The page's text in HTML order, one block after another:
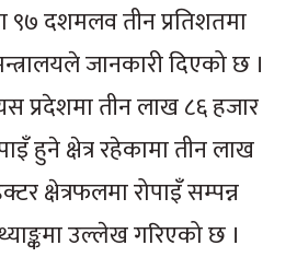
९७ दशमलव तीन प्रतिशतमा
जानकारी दिएको छ ।
प्रदेशमा तीन लाख ८६ हजार
हुने क्षेत्र रहेकामा तीन लाख
क्षेत्रफलमा रोपाइँ सम्पन्न
उल्लेख गरिएको छ ।